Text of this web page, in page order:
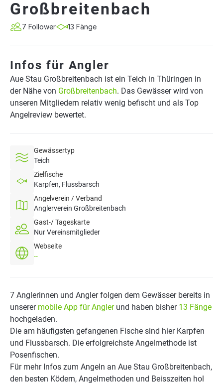
Großbreitenbach
7 Follower 13 Fänge
Infos für Angler
Aue Stau Großbreitenbach ist ein Teich in Thüringen in
der Nähe von Großbreitenbach. Das Gewässer wird von
unseren Mitgliedern relativ wenig befischt und als Top
Angelreview bewertet.
Gewässertyp
Teich
Zielfische
Karpfen, Flussbarsch
Angelverein / Verband
Anglerverein Großbreitenbach
Gast-/ Tageskarte
Nur Vereinsmitglieder
Webseite
--
7 Anglerinnen und Angler folgen dem Gewässer bereits in
unserer mobile App für Anglerund haben bisher 13 Fänge
hochgeladen.
Die am häufigsten gefangenen Fische sind hier Karpfen
und Flussbarsch. Die erfolgreichste Angelmethode ist
Posenfischen.
Für mehr Infos zum Angeln an Aue Stau Großbreitenbach,
den besten Ködern, Angelmethoden und Beisszeiten hol